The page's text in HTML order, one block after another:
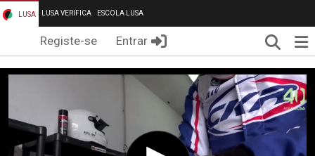
LUSA LUSA VERIFICA ESCOLA LUSA
Registe-se Entrar